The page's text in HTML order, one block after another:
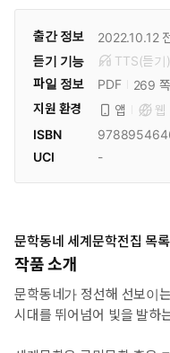
출간 정보 2022.10.12
듣기 기능
TTS(듣기)
파일 정보
PDF 269 쪽
지원 환경
앱 웹
ISBN
UCI
-
문학동네 세계문학전집 목
작품 소개
문학동네가 정선해 선보이
시대를 뛰어넘어 빛을 발하